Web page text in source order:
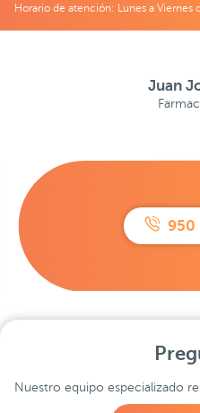
Horario de atención: Lunes a
950
Juan
Nuestro equipo especializado